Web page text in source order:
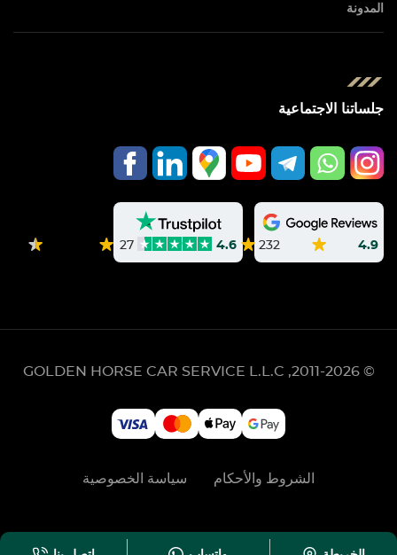
المدونة
جلساتنا الاجتماعية
4.9
232
4.6
27
© 2011-2026,
GOLDEN HORSE CAR SERVICE L.L.C
سياسة الخصوصية الشروط والأحكام